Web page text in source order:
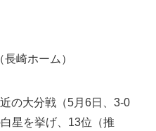
崎ホーム）
の大分戦（5月6日、3-0
星を挙げ、13位（推